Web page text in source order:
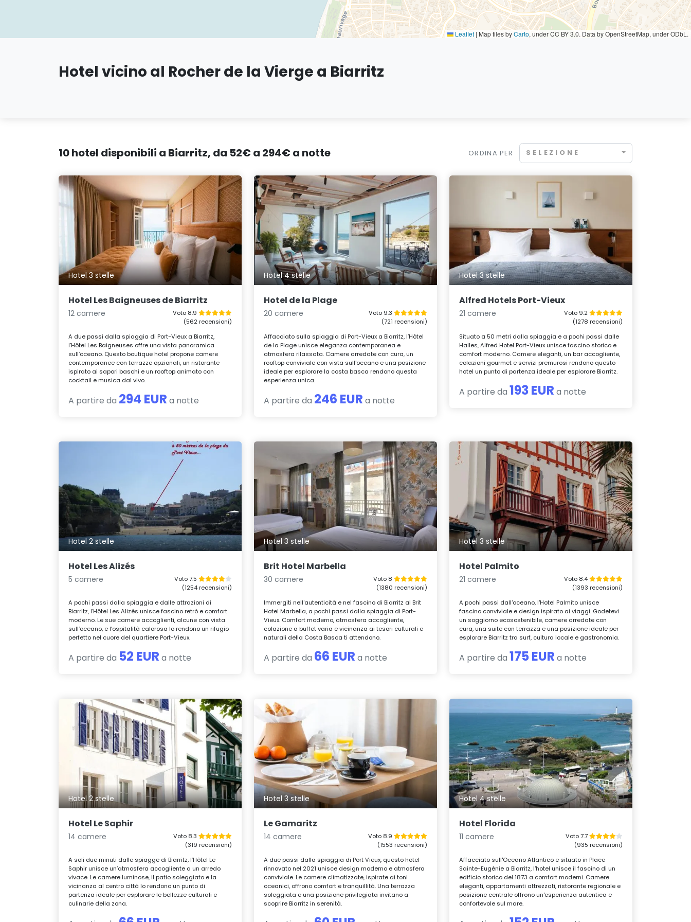
Leaflet | Map tiles byCarto, under CC BY 3.0. Data by OpenStreetMap, under ODbL.
Hotel vicino al Rocher de la Vierge a Biarritz
10 hotel disponibili a Biarritz, da 52€ a 294€ a notte ORDINA PER SELEZIONE
Hotel 3 stelle
Hotel Les Baigneuses de Biarritz
12 camere
Voto 8.9
(562 recensioni)
A due passi dalla spiaggia di Port-Vieux a Biarritz,
l’Hôtel Les Baigneuses offre una vista panoramica
sull’oceano. Questo boutique hotel propone camere
contemporanee con terrazze opzionali, un ristorante
ispirato ai sapori baschi e un rooftop animato con
cocktail e musica dal vivo.
A partire da 294 EUR a notte
Hotel 4 stelle
Hotel de la Plage
20 camere
Voto 9.3
(721 recensioni)
Affacciato sulla spiaggia di Port-Vieux a Biarritz, l’Hôtel
de la Plage unisce eleganza contemporanea e
atmosfera rilassata. Camere arredate con cura, un
rooftop conviviale con vista sull'oceano e una posizione
ideale per esplorare la costa basca rendono questa
esperienza unica.
A partire da 246 EUR a notte
Hotel 3 stelle
Alfred Hotels Port-Vieux
21 camere
Voto 9.2
(1278 recensioni)
Situato a 50 metri dalla spiaggia e a pochi passi dalle
Halles, Alfred Hotel Port-Vieux unisce fascino storico e
comfort moderno. Camere eleganti, un bar accogliente,
colazioni gourmet e servizi premurosi rendono questo
hotel un punto di partenza ideale per esplorare Biarritz.
A partire da 193 EUR a notte
Hotel 2 stelle
Hotel Les Alizés
5 camere
Voto 7.5
(1254 recensioni)
A pochi passi dalla spiaggia e dalle attrazioni di
Biarritz, l’Hôtel Les Alizés unisce fascino retrò e comfort
moderno. Le sue camere accoglienti, alcune con vista
sull’oceano, e l’ospitalità calorosa lo rendono un rifugio
perfetto nel cuore del quartiere Port-Vieux.
A partire da 52 EUR a notte
Hotel 3 stelle
Brit Hotel Marbella
30 camere
Voto 8
(1380 recensioni)
Immergiti nell'autenticità e nel fascino di Biarritz al Brit
Hotel Marbella, a pochi passi dalla spiaggia di Port-
Vieux. Comfort moderno, atmosfera accogliente,
colazione a buffet varia e vicinanza ai tesori culturali e
naturali della Costa Basca ti attendono.
A partire da 66 EUR a notte
Hotel 3 stelle
Hotel Palmito
21 camere
Voto 8.4
(1393 recensioni)
A pochi passi dall'oceano, l'Hotel Palmito unisce
fascino conviviale e design ispirato ai viaggi. Godetevi
un soggiorno ecosostenibile, camere arredate con
cura, una suite con terrazza e una posizione ideale per
esplorare Biarritz tra surf, cultura locale e gastronomia.
A partire da175 EUR a notte
Hotel 2 stelle
Hotel Le Saphir
14 camere
Voto 8.3
(319 recensioni)
A soli due minuti dalle spiagge di Biarritz, l’Hôtel Le
Saphir unisce un’atmosfera accogliente a un arredo
vivace. Le camere luminose, il patio soleggiato e la
vicinanza al centro città lo rendono un punto di
partenza ideale per esplorare le bellezze culturali e
culinarie della zona.
Hotel 3 stelle
Le Gamaritz
14 camere
Voto 8.9
(1553 recensioni)
A due passi dalla spiaggia di Port Vieux, questo hotel
rinnovato nel 2021 unisce design moderno e atmosfera
conviviale. Le camere climatizzate, ispirate ai toni
oceanici, offrono comfort e tranquillità. Una terrazza
soleggiata e una posizione privilegiata invitano a
scoprire Biarritz in serenità.
Hotel 4 stelle
Hotel Florida
11 camere
Voto 7.7
(935 recensioni)
Affacciato sull'Oceano Atlantico e situato in Place
Sainte-Eugénie a Biarritz, l'hotel unisce il fascino di un
edificio storico del 1873 a comfort moderni. Camere
eleganti, appartamenti attrezzati, ristorante regionale e
posizione centrale offrono un'esperienza autentica e
confortevole sul mare.